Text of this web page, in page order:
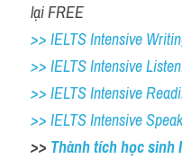
lại FREE
>> IELTS Intensive
>> IELTS Intensive
>> IELTS Intensive
>> IELTS Intensive
>> Thành tích học sinh